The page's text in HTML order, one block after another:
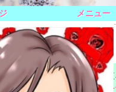
福岡市博多
『Nail Salon Luna (
メニュー